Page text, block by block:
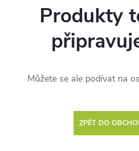
Produkty
Můžete se ale podívat na
ZPĚT DO